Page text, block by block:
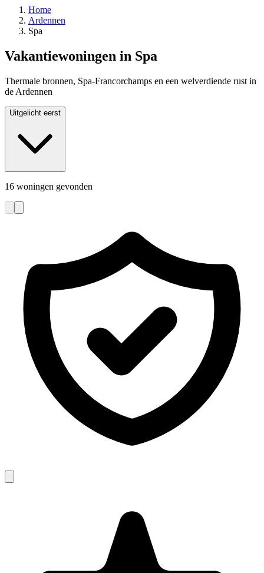
Home
Ardennen
Spa
Vakantiewoningen in Spa
Thermale bronnen, Spa-Francorchamps en een welverdiende rust in
de Ardennen
Uitgelicht eerst
16 woningen gevonden